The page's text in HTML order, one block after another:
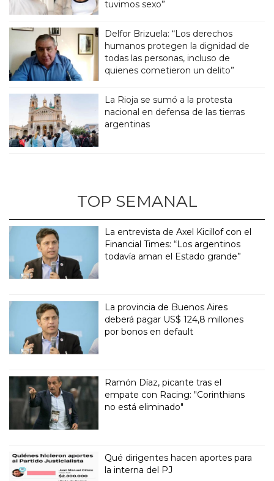
tuvimos sexo”
Delfor Brizuela: “Los derechos
humanos protegen la dignidad de
todas las personas, incluso de
quienes cometieron un delito”
La Rioja se sumó a la protesta
nacional en defensa de las tierras
argentinas
TOP SEMANAL
La entrevista de Axel Kicillof con el
Financial Times: “Los argentinos
todavía aman el Estado grande”
La provincia de Buenos Aires
deberá pagar US$ 124,8 millones
por bonos en default
Ramón Díaz, picante tras el
empate con Racing: "Corinthians
no está eliminado"
Qué dirigentes hacen aportes para
la interna del PJ